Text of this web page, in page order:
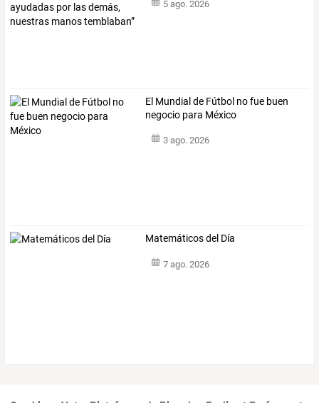
5 ago. 2026
El Mundial de Fútbol no fue buen
negocio para México
3 ago. 2026
Matemáticos del Día
7 ago. 2026